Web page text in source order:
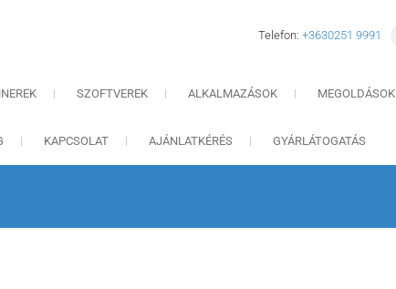
Telefon: +3630251 9991
SZOFTVEREK ALKALMAZÁSOK MEGOLDÁSOK
KAPCSOLAT AJÁNLATKÉRÉS GYÁRLÁTOGATÁS